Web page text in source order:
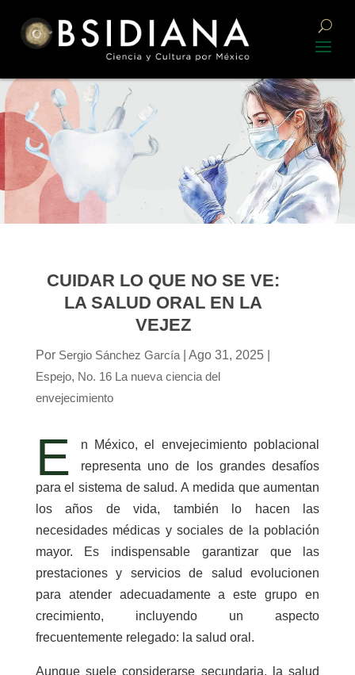
CUIDAR LO QUE NO SE VE:
LA SALUD ORAL EN LA
VEJEZ
Por Sergio Sánchez García| Ago 31, 2025|
Espejo, No. 16 La nueva ciencia del
envejecimiento
E
n México, el envejecimiento poblacional
representa uno de los grandes desafíos
para el sistema de salud. A medida que aumentan
los años de vida, también lo hacen las
necesidades médicas y sociales de la población
mayor. Es indispensable garantizar que las
prestaciones y servicios de salud evolucionen
para atender adecuadamente a este grupo en
crecimiento, incluyendo un aspecto
frecuentemente relegado: la salud oral.
Aunque suele considerarse secundaria, la salud